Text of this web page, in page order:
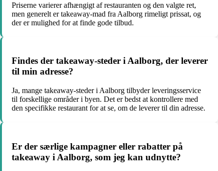
Priserne varierer afhængigt af restauranten og den valgte ret,
men generelt er takeaway-mad fra Aalborg rimeligt prissat, og
der er mulighed for at finde gode tilbud.
Findes der takeaway-steder i Aalborg, der leverer
til min adresse?
Ja, mange takeaway-steder i Aalborg tilbyder leveringsservice
til forskellige områder i byen. Det er bedst at kontrollere med
den specifikke restaurant for at se, om de leverer til din adresse.
Er der særlige kampagner eller rabatter på
takeaway i Aalborg, som jeg kan udnytte?